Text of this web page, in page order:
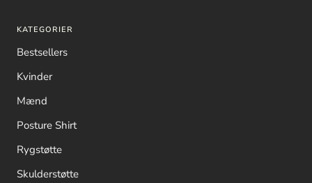
KATEGORIER
Bestsellers
Kvinder
Mænd
Posture Shirt
Rygstøtte
Skulderstøtte